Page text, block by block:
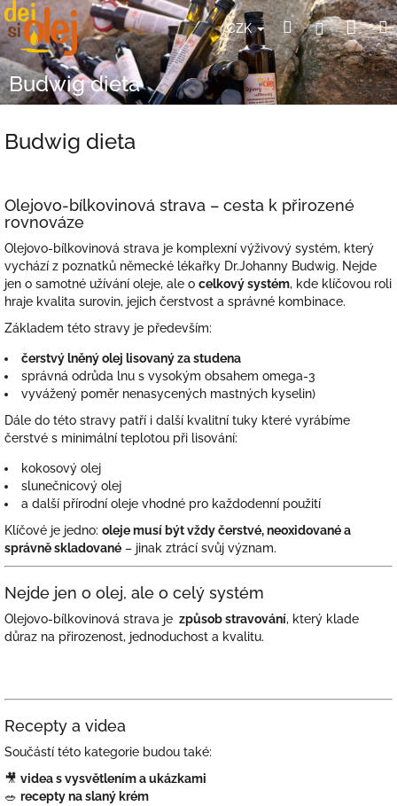
Přejít
na
obsah
CZK HledatPřihlášení
Budwig dieta
Budwig dieta
Olejovo-bílkovinová strava – cesta k přirozené
rovnováze
Olejovo-bílkovinová strava je komplexní výživový systém, který
vychází z poznatků německé lékařky Dr.Johanny Budwig. Nejde
jen o samotné užívání oleje, ale o celkový systém, kde klíčovou roli
hraje kvalita surovin, jejich čerstvost a správné kombinace.
Základem této stravy je především:
čerstvý lněný olej lisovaný za studena
správná odrůda lnu s vysokým obsahem omega-3
vyvážený poměr nenasycených mastných kyselin)
Dále do této stravy patří i další kvalitní tuky které vyrábíme
čerstvé s minimální teplotou při lisování:
kokosový olej
slunečnicový olej
a další přírodní oleje vhodné pro každodenní použití
Klíčové je jedno: oleje musí být vždy čerstvé, neoxidované a
správně skladované – jinak ztrácí svůj význam.
Nejde jen o olej, ale o celý systém
Olejovo-bílkovinová strava je způsob stravování, který klade
důraz na přirozenost, jednoduchost a kvalitu.
Recepty a videa
Součástí této kategorie budou také:
🎥 videa s vysvětlením a ukázkami
🥗 recepty na slaný krém